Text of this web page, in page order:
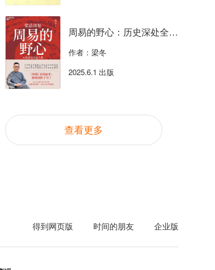
周易的野心：历史深处全是人性
作者：梁冬
2025.6.1 出版
查看更多
得到网页版 时间的朋友 企业版